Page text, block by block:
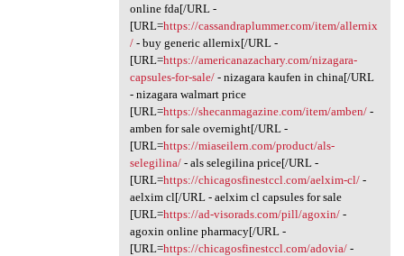
online fda[/URL -
[URL=https://cassandraplummer.com/item/allernix
/- buy generic allernix[/URL -
[URL=https://americanazachary.com/nizagara-
capsules-for-sale/- nizagara kaufen in china[/URL
- nizagara walmart price
[URL=https://shecanmagazine.com/item/amben/-
amben for sale overnight[/URL -
[URL=https://miaseilern.com/product/als-
selegilina/- als selegilina price[/URL -
[URL=https://chicagosfinestccl.com/aelxim-cl/-
aelxim cl[/URL - aelxim cl capsules for sale
[URL=https://ad-visorads.com/pill/agoxin/-
agoxin online pharmacy[/URL -
[URL=https://chicagosfinestccl.com/adovia/-